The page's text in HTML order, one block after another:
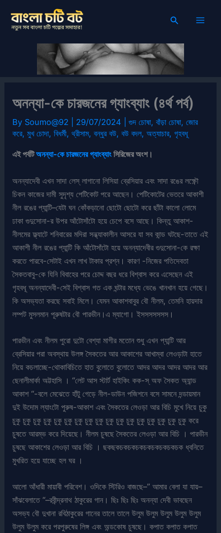
content
Search
অনন্যা-কে চারজনের গ্যাংব্যাং (৪র্থ পর্ব)
By Soumo@92 29/07/2024 |গুদ চোষা,বাঁড়া চোষা,জোর
করে,মুখ চোদা,বিধর্মী,থ্রীসাম,বন্ধুর বউ,বউ বদল,অত্যাচার,গৃহবধূ
এই পর্বটিঅনন্যা-কে চারজনের গ্যাংব্যাংসিরিজের অংশ।
অনন্যাদেবী এখন সাদা লেস্ লাগানো লিসিয়া ব্রেসিয়ার এবং সাদা রঙের লক্ষ্ণৌ
চিকন কাজের দামী সুদৃশ্য পেটিকোট পরে আছেন। পেটিকোটের ভেতরে আকাশী
নীল রঙের প্যান্টি–যেটা ঘন কোঁকড়ানো ছোটো ছোটো করে ছাঁটা কালো লোমে
ঢাকা গুদুসোনা-র উপর আঁটোসাঁটো হয়ে চেপে বসে আছে। কিন্তু আকাশ-
নীলমের ফ্ল্যাটে শনিবারের মদিরা সন্ধ্যাকালীন আসরে যা সব কান্ড ঘটছে-তাতে এই
আকাশী নীল রঙের প্যান্টি কি আঁটোসাঁটো হয়ে অনন্যাদেবীর গুদুসোনা-কে রক্ষা
করতে পারবে-সেটাই এখন লাখ টাকার প্রশ্ন। কারণ -নিজের পতিদেবতা
সৈকতবাবু-কে যিনি বিবাহের পরে চোদ্দ বছর ধরে বিশ্বাস করে এসেছেন এই
গৃহবধূ অনন্যাদেবী-সেই বিশ্বাস গত এক ঘন্টার মধ্যে ভেঙে খানখান হয়ে গেছে।
কি অসভ্যতা করছে সবাই মিলে। যেমন আকাশবাবুর বৌ নীলম, তেমনি হায়দার
লম্পট মুসলমান পূরুষটার বৌ পারভীন।এ ম্যাগো। ইসসসসসসস।
পারভীন এবং নীলম পুরো দুটো বেশ্যা মাগীর মতোন শুধু এখন প্যান্টি আর
ব্রেসিয়ার পরা অবস্থায় উলঙ্গ সৈকতের আর আকাশের আখাম্বা লেওড়াটা হাতে
নিয়ে কচলাচ্ছে-থোকাবিচিতে হাত বুলোতে বুলোতে আদর আদর আদর আদর আর
ছেনালীমার্কা অট্টহাসি । “লেট আস স্টার্ট হাইকিং কক-স্ অফ সৈকত অ্যান্ড
আকাশ “-বলে মেঝেতে হাঁটু গেড়ে নীল-ডাউন পজিশনে বসে সামনে দন্ডায়মান
দুই উদোম ল্যাংটো পুরুষ-আকাশ এবং সৈকতের লেওড়া আর বিচি মুখে নিয়ে চুকু
চুকু চুকু চুকু চুকু চুকু চুকু চুকু চুকু চুকু চুকু চুকু চুকু চুকু চুকু চুকু চুকু চুকু করে
চুষতে আরম্ভ করে দিয়েছে। নীলম চুষছে সৈকতের লেওড়া আর বিচি । পারভীন
চুষছে আকাশের লেওড়া আর বিচি । ছকছকচকচকচকচকচকচকচকচক ধ্বনিতে
মুখরিত হয়ে যাচ্ছে হল ঘর ।
আলো আঁধারী মায়াবী পরিবেশ। ওদিকে স্টিরিও বাজছে–” আমার বেলা যা যায়–
সাঁঝবেলাতে “–রবীন্দ্রনাথ ঠাকুরের গান। ছিঃ ছিঃ ছিঃ অনন্যা দেবী ভাবছেন
অসভ্য বৌ দুখানা রবিঠাকুরের গানের তালে তালে উলুম উলুম উলুম উলুম উলুম
উলুম উলুম করে পরপুরুষের লিঙ্গ এবং অন্ডকোষ চুষছে। কপাত কপাত কপাত